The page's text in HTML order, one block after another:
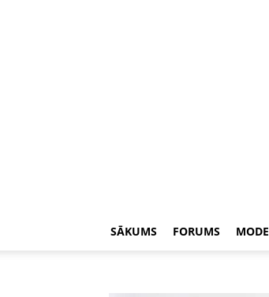
SĀKUMS FORUMS MODE